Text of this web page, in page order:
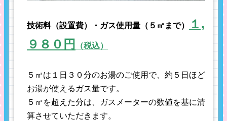
技術料（設置費）・ガス使用量（５㎥まで）
１,
９８０円
（税込）
５㎥は１日３０分のお湯のご使用で、約５日ほど
お湯が使えるガス量です。
５㎥を超えた分は、ガスメーターの数値を基に清
算させていただきます。